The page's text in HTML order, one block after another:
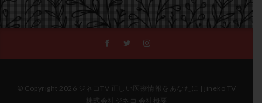
© Copyright 2026 ジネコTV 正しい医療情報をあなたに | jineko TV
株式会社ジネコ 会社概要